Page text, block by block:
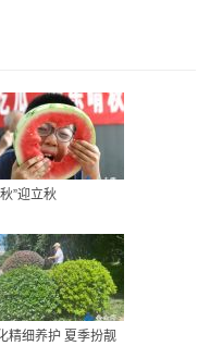
”迎立秋
精细养护 夏季扮靓